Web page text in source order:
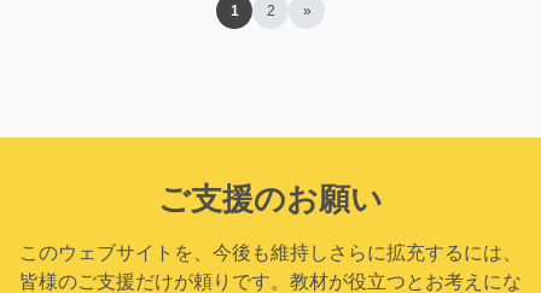
1 2 »
ご支援のお願い
このウェブサイトを、今後も維持しさらに拡充するには、
皆様のご支援だけが頼りです。教材が役立つとお考えにな